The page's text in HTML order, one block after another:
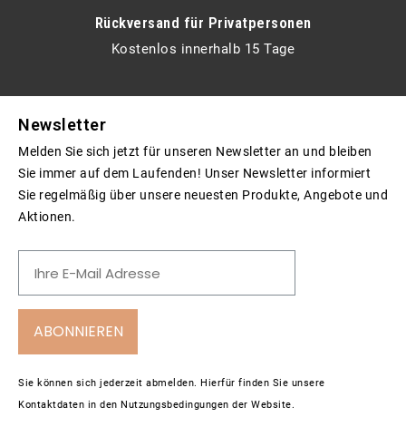
Rückversand für Privatpersonen
Kostenlos innerhalb 15 Tage
Newsletter
Melden Sie sich jetzt für unseren Newsletter an und bleiben
Sie immer auf dem Laufenden! Unser Newsletter informiert
Sie regelmäßig über unsere neuesten Produkte, Angebote und
Aktionen.
ABONNIEREN
Sie können sich jederzeit abmelden. Hierfür finden Sie unsere
Kontaktdaten in den Nutzungsbedingungen der Website.